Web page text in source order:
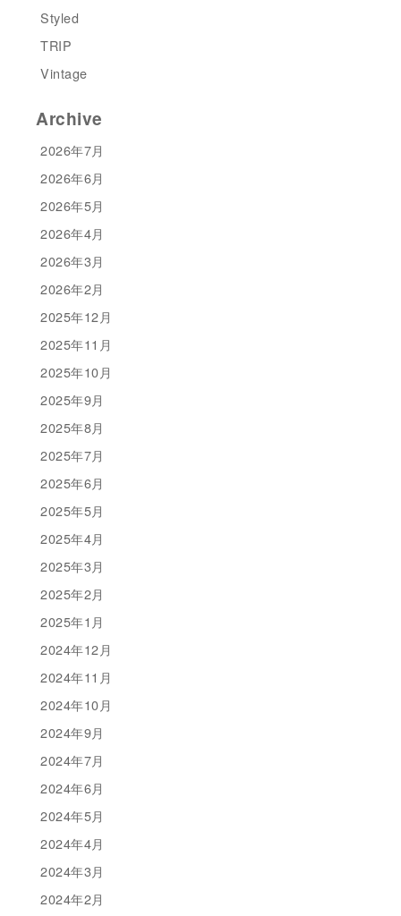
Styled
TRIP
Vintage
Archive
2026年7月
2026年6月
2026年5月
2026年4月
2026年3月
2026年2月
2025年12月
2025年11月
2025年10月
2025年9月
2025年8月
2025年7月
2025年6月
2025年5月
2025年4月
2025年3月
2025年2月
2025年1月
2024年12月
2024年11月
2024年10月
2024年9月
2024年7月
2024年6月
2024年5月
2024年4月
2024年3月
2024年2月